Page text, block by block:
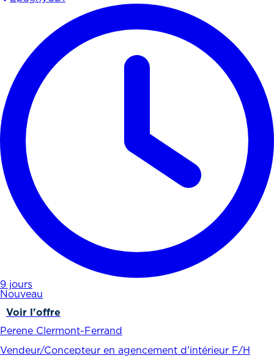
9 jours
Nouveau
Voir l'offre
Perene Clermont-Ferrand
Vendeur/Concepteur en agencement d’intérieur F/H